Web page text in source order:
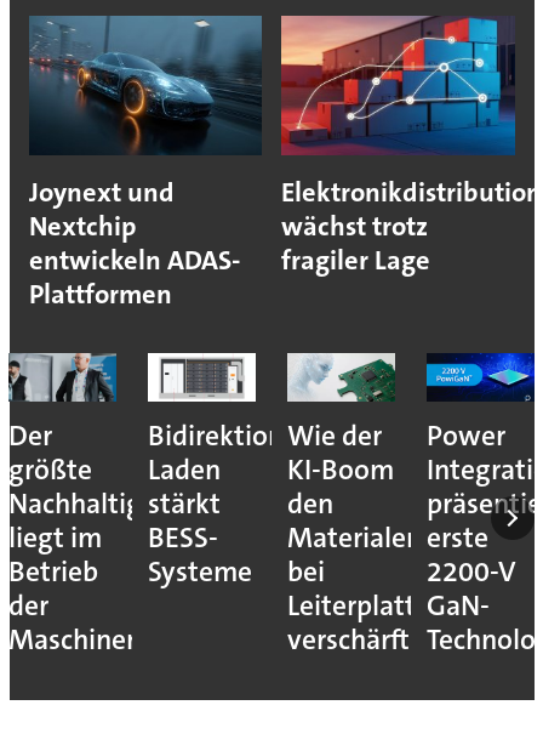
Joynext und
Nextchip
entwickeln ADAS-
Plattformen
Elektronikdistribution
wächst trotz
fragiler Lage
Der
größte
Nachhaltigkeitshebel
liegt im
Betrieb
der
Maschinen
Bidirektionales
Laden
stärkt
BESS-
Systeme
Wie der
KI-Boom
den
Materialengpass
bei
Leiterplatten
verschärft
Power
erste
2200-V
GaN-